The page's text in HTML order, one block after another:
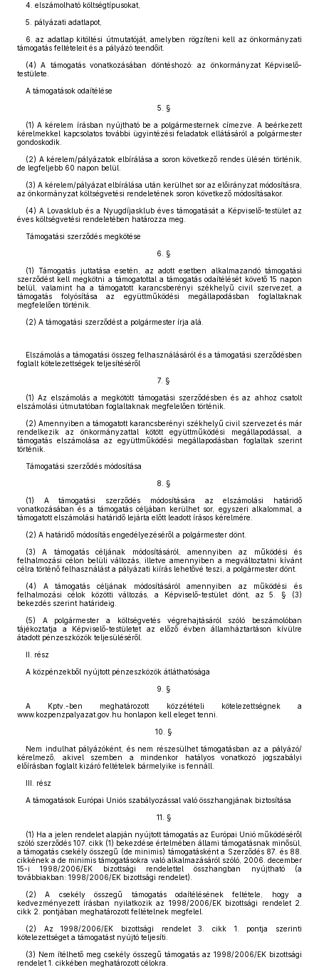
4. elszámolható költségtípusokat,
5. pályázati adatlapot,
6. az adatlap kitöltési útmutatóját, amelyben rögzíteni kell az önkormányzati
támogatás feltételeit és a pályázó teendőit.
(4) A támogatás vonatkozásában döntéshozó: az önkormányzat Képviselő-
testülete.
A támogatások odaítélése
5. §
(1) A kérelem írásban nyújtható be a polgármesternek címezve. A beérkezett
kérelmekkel kapcsolatos további ügyintézési feladatok ellátásáról a polgármester
gondoskodik.
(2) A kérelem/pályázatok elbírálása a soron következő rendes ülésén történik,
de legfeljebb 60 napon belül.
(3) A kérelem/pályázat elbírálása után kerülhet sor az előirányzat módosításra,
az önkormányzat költségvetési rendeletének soron következő módosításakor.
(4) A Lovasklub és a Nyugdíjasklub éves támogatását a Képviselő-testület az
éves költségvetési rendeletében határozza meg.
Támogatási szerződés megkötése
6. §
(1) Támogatás juttatása esetén, az adott esetben alkalmazandó támogatási
szerződést kell megkötni a támogatottal a támogatás odaítélését követő 15 napon
belül, valamint ha a támogatott karancsberényi székhelyű civil szervezet, a
támogatás folyósítása az együttműködési megállapodásban foglaltaknak
megfelelően történik.
(2) A támogatási szerződést a polgármester írja alá.
Elszámolás a támogatási összeg felhasználásáról és a támogatási szerződésben
foglalt kötelezettségek teljesítéséről
7. §
(1) Az elszámolás a megkötött támogatási szerződésben és az ahhoz csatolt
elszámolási útmutatóban foglaltaknak megfelelően történik.
(2) Amennyiben a támogatott karancsberényi székhelyű civil szervezet és már
rendelkezik az önkormányzattal kötött együttműködési megállapodással, a
támogatás elszámolása az együttműködési megállapodásban foglaltak szerint
történik.
Támogatási szerződés módosítása
8. §
(1) A támogatási szerződés módosítására az elszámolási határidő
vonatkozásában és a támogatás céljában kerülhet sor, egyszeri alkalommal, a
támogatott elszámolási határidő lejárta előtt leadott írásos kérelmére.
(2) A határidő módosítás engedélyezéséről a polgármester dönt.
(3) A támogatás céljának módosításáról, amennyiben az működési és
felhalmozási célon belüli változás, illetve amennyiben a megváltoztatni kívánt
célra történő felhasználást a pályázati kiírás lehetővé teszi, a polgármester dönt.
(4) A támogatás céljának módosításáról amennyiben az működési és
felhalmozási célok közötti változás, a Képviselő-testület dönt, az 5. § (3)
bekezdés szerint határideig.
(5) A polgármester a költségvetés végrehajtásáról szóló beszámolóban
tájékoztatja a Képviselő-testületet az előző évben államháztartáson kívülre
átadott pénzeszközök teljesüléséről.
II. rész
A közpénzekből nyújtott pénzeszközök átláthatósága
9. §
A Kptv.-ben meghatározott közzétételi kötelezettségnek a
www.kozpenzpalyazat.gov.hu honlapon kell eleget tenni.
10. §
Nem indulhat pályázóként, és nem részesülhet támogatásban az a pályázó/
kérelmező, akivel szemben a mindenkor hatályos vonatkozó jogszabályi
előírásban foglalt kizáró feltételek bármelyike is fennáll.
III. rész
A támogatások Európai Uniós szabályozással való összhangjának biztosítása
11. §
(1) Ha a jelen rendelet alapján nyújtott támogatás az Európai Unió működéséről
szóló szerződés 107. cikk (1) bekezdése értelmében állami támogatásnak minősül,
a támogatás csekély összegű (de minimis) támogatásként a Szerződés 87. és 88.
cikkének a de minimis támogatásokra való alkalmazásáról szóló, 2006. december
15-i 1998/2006/EK bizottsági rendelettel összhangban nyújtható (a
továbbiakban: 1998/2006/EK bizottsági rendelet).
(2) A csekély összegű támogatás odaítélésének feltétele, hogy a
kedvezményezett írásban nyilatkozik az 1998/2006/EK bizottsági rendelet 2.
cikk 2. pontjában meghatározott feltételnek megfelel.
(2) Az 1998/2006/EK bizottsági rendelet 3. cikk 1. pontja szerinti
kötelezettséget a támogatást nyújtó teljesíti.
(3) Nem ítélhető meg csekély összegű támogatás az 1998/2006/EK bizottsági
rendelet 1. cikkében meghatározott célokra.